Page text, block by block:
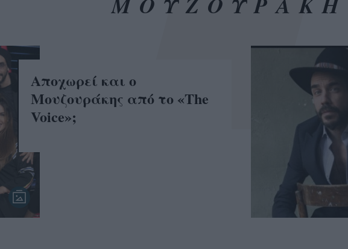
Αποχωρεί και ο
Μουζουράκης από το «The
Voice»;